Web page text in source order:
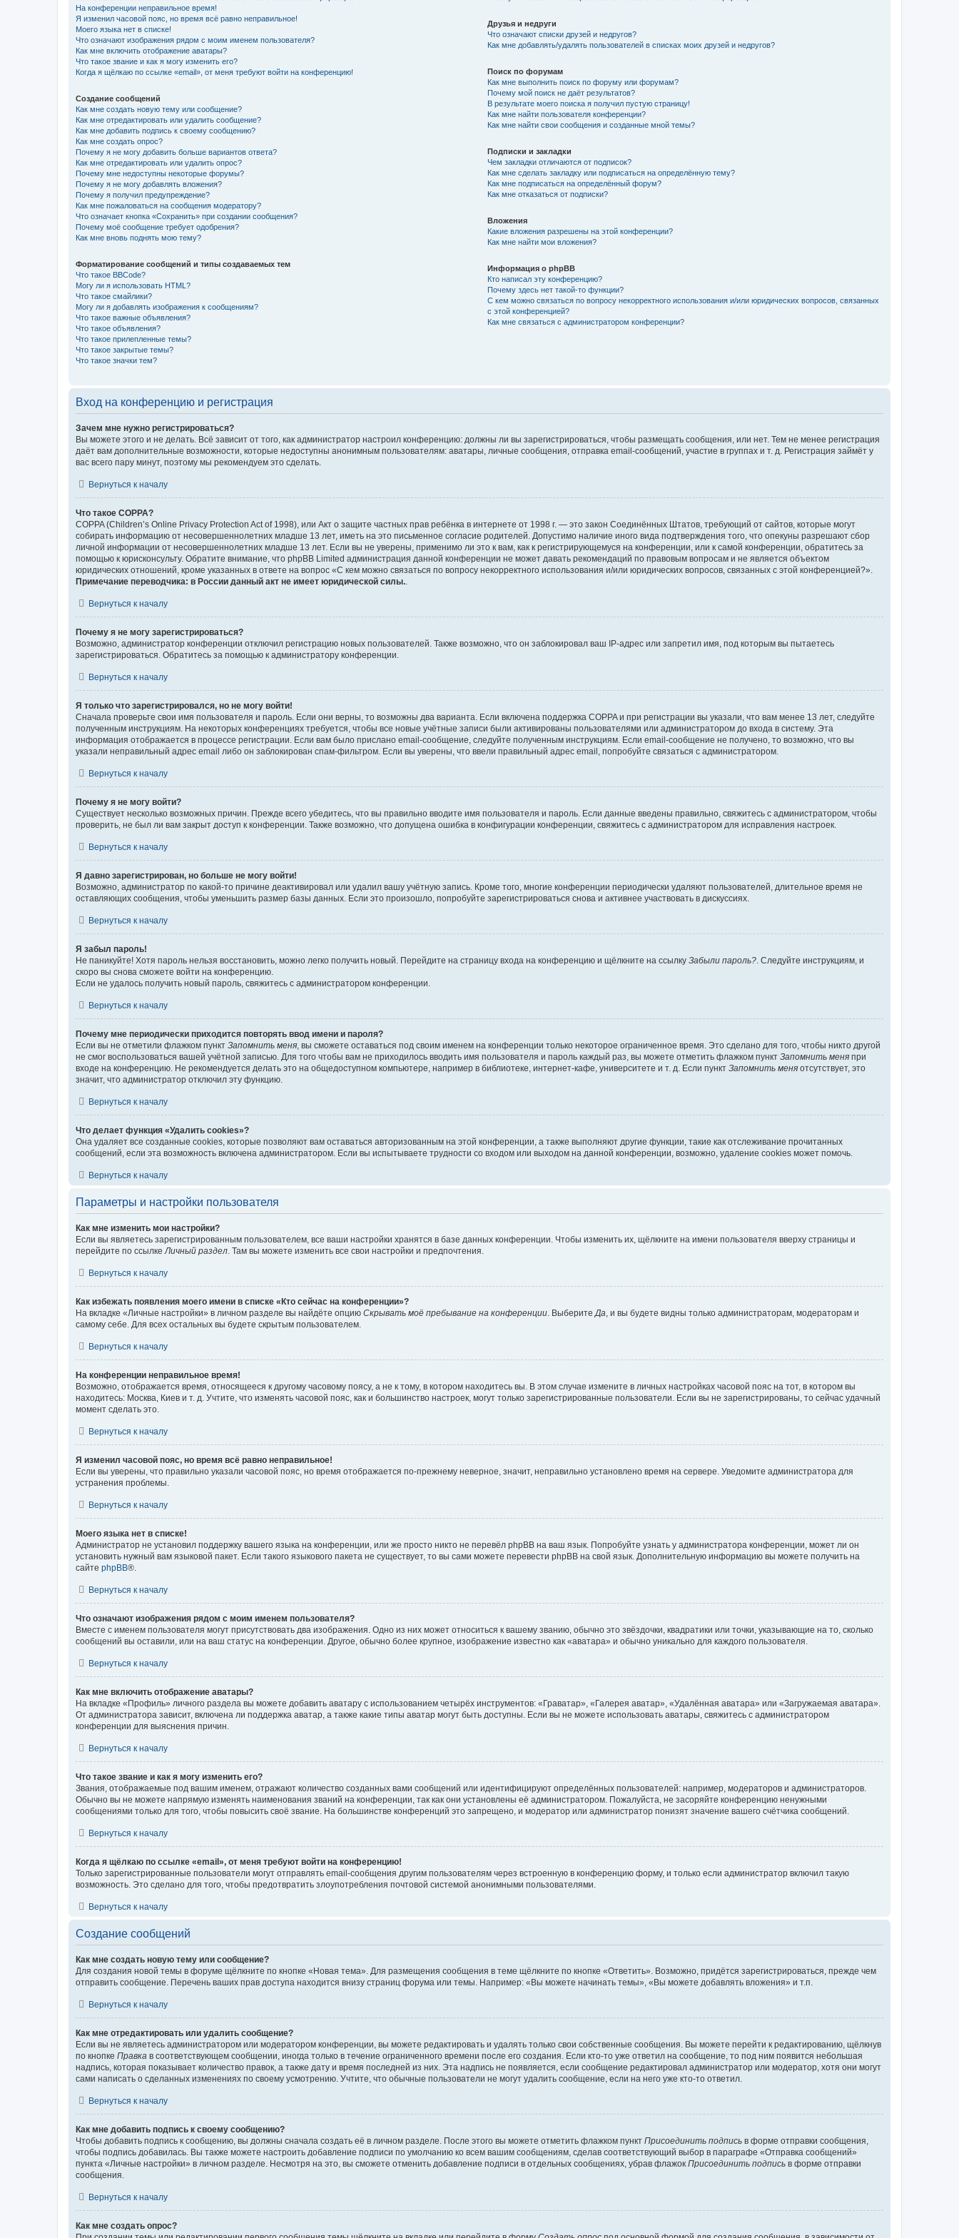
На конференции неправильное время!
Я изменил часовой пояс, но время всё равно неправильное!
Моего языка нет в списке!
Что означают изображения рядом с моим именем пользователя?
Как мне включить отображение аватары?
Что такое звание и как я могу изменить его?
Когда я щёлкаю по ссылке «email», от меня требуют войти на конференцию!
Создание сообщений
Как мне создать новую тему или сообщение?
Как мне отредактировать или удалить сообщение?
Как мне добавить подпись к своему сообщению?
Как мне создать опрос?
Почему я не могу добавить больше вариантов ответа?
Как мне отредактировать или удалить опрос?
Почему мне недоступны некоторые форумы?
Почему я не могу добавлять вложения?
Почему я получил предупреждение?
Как мне пожаловаться на сообщения модератору?
Что означает кнопка «Сохранить» при создании сообщения?
Почему моё сообщение требует одобрения?
Как мне вновь поднять мою тему?
Форматирование сообщений и типы создаваемых тем
Что такое BBCode?
Могу ли я использовать HTML?
Что такое смайлики?
Могу ли я добавлять изображения к сообщениям?
Что такое важные объявления?
Что такое объявления?
Что такое прилепленные темы?
Что такое закрытые темы?
Что такое значки тем?
Друзья и недруги
Что означают списки друзей и недругов?
Как мне добавлять/удалять пользователей в списках моих друзей и недругов?
Поиск по форумам
Как мне выполнить поиск по форуму или форумам?
Почему мой поиск не даёт результатов?
В результате моего поиска я получил пустую страницу!
Как мне найти пользователя конференции?
Как мне найти свои сообщения и созданные мной темы?
Подписки и закладки
Чем закладки отличаются от подписок?
Как мне сделать закладку или подписаться на определённую тему?
Как мне подписаться на определённый форум?
Как мне отказаться от подписки?
Вложения
Какие вложения разрешены на этой конференции?
Как мне найти мои вложения?
Информация о phpBB
Кто написал эту конференцию?
Почему здесь нет такой-то функции?
С кем можно связаться по вопросу некорректного использования и/или юридических вопросов, связанных
с этой конференцией?
Как мне связаться с администратором конференции?
Вход на конференцию и регистрация
Зачем мне нужно регистрироваться?
Вы можете этого и не делать. Всё зависит от того, как администратор настроил конференцию: должны ли вы зарегистрироваться, чтобы размещать сообщения, или нет. Тем не менее регистрация
даёт вам дополнительные возможности, которые недоступны анонимным пользователям: аватары, личные сообщения, отправка email-сообщений, участие в группах и т. д. Регистрация займёт у
вас всего пару минут, поэтому мы рекомендуем это сделать.
Вернуться к началу
Что такое COPPA?
COPPA (Children’s Online Privacy Protection Act of 1998), или Акт о защите частных прав ребёнка в интернете от 1998 г. — это закон Соединённых Штатов, требующий от сайтов, которые могут
собирать информацию от несовершеннолетних младше 13 лет, иметь на это письменное согласие родителей. Допустимо наличие иного вида подтверждения того, что опекуны разрешают сбор
личной информации от несовершеннолетних младше 13 лет. Если вы не уверены, применимо ли это к вам, как к регистрирующемуся на конференции, или к самой конференции, обратитесь за
помощью к юрисконсульту. Обратите внимание, что phpBB Limited администрация данной конференции не может давать рекомендаций по правовым вопросам и не является объектом
юридических отношений, кроме указанных в ответе на вопрос «С кем можно связаться по вопросу некорректного использования и/или юридических вопросов, связанных с этой конференцией?».
Примечание переводчика: в России данный акт не имеет юридической силы.
Вернуться к началу
Почему я не могу зарегистрироваться?
Возможно, администратор конференции отключил регистрацию новых пользователей. Также возможно, что он заблокировал ваш IP-адрес или запретил имя, под которым вы пытаетесь
зарегистрироваться. Обратитесь за помощью к администратору конференции.
Вернуться к началу
Я только что зарегистрировался, но не могу войти!
Сначала проверьте свои имя пользователя и пароль. Если они верны, то возможны два варианта. Если включена поддержка COPPA и при регистрации вы указали, что вам менее 13 лет, следуйте
полученным инструкциям. На некоторых конференциях требуется, чтобы все новые учётные записи были активированы пользователями или администратором до входа в систему. Эта
информация отображается в процессе регистрации. Если вам было прислано email-сообщение, следуйте полученным инструкциям. Если email-сообщение не получено, то возможно, что вы
указали неправильный адрес email либо он заблокирован спам-фильтром. Если вы уверены, что ввели правильный адрес email, попробуйте связаться с администратором.
Вернуться к началу
Почему я не могу войти?
Существует несколько возможных причин. Прежде всего убедитесь, что вы правильно вводите имя пользователя и пароль. Если данные введены правильно, свяжитесь с администратором, чтобы
проверить, не был ли вам закрыт доступ к конференции. Также возможно, что допущена ошибка в конфигурации конференции, свяжитесь с администратором для исправления настроек.
Вернуться к началу
Я давно зарегистрирован, но больше не могу войти!
Возможно, администратор по какой-то причине деактивировал или удалил вашу учётную запись. Кроме того, многие конференции периодически удаляют пользователей, длительное время не
оставляющих сообщения, чтобы уменьшить размер базы данных. Если это произошло, попробуйте зарегистрироваться снова и активнее участвовать в дискуссиях.
Вернуться к началу
Я забыл пароль!
Не паникуйте! Хотя пароль нельзя восстановить, можно легко получить новый. Перейдите на страницу входа на конференцию и щёлкните на ссылку Забыли пароль? . Следуйте инструкциям, и
скоро вы снова сможете войти на конференцию.
Если не удалось получить новый пароль, свяжитесь с администратором конференции.
Вернуться к началу
Почему мне периодически приходится повторять ввод имени и пароля?
Если вы не отметили флажком пункт Запомнить меня , вы сможете оставаться под своим именем на конференции только некоторое ограниченное время. Это сделано для того, чтобы никто другой
не смог воспользоваться вашей учётной записью. Для того чтобы вам не приходилось вводить имя пользователя и пароль каждый раз, вы можете отметить флажком пункт Запомнить меня при
входе на конференцию. Не рекомендуется делать это на общедоступном компьютере, например в библиотеке, интернет-кафе, университете и т. д. Если пункт Запомнить меня отсутствует, это
значит, что администратор отключил эту функцию.
Вернуться к началу
Что делает функция «Удалить cookies»?
Она удаляет все созданные cookies, которые позволяют вам оставаться авторизованным на этой конференции, а также выполняют другие функции, такие как отслеживание прочитанных
сообщений, если эта возможность включена администратором. Если вы испытываете трудности со входом или выходом на данной конференции, возможно, удаление cookies может помочь.
Вернуться к началу
Параметры и настройки пользователя
Как мне изменить мои настройки?
Если вы являетесь зарегистрированным пользователем, все ваши настройки хранятся в базе данных конференции. Чтобы изменить их, щёлкните на имени пользователя вверху страницы и
перейдите по ссылке Личный раздел . Там вы можете изменить все свои настройки и предпочтения.
Вернуться к началу
Как избежать появления моего имени в списке «Кто сейчас на конференции»?
На вкладке «Личные настройки» в личном разделе вы найдёте опцию Скрывать моё пребывание на конференции . Выберите Да , и вы будете видны только администраторам, модераторам и
самому себе. Для всех остальных вы будете скрытым пользователем.
Вернуться к началу
На конференции неправильное время!
Возможно, отображается время, относящееся к другому часовому поясу, а не к тому, в котором находитесь вы. В этом случае измените в личных настройках часовой пояс на тот, в котором вы
находитесь: Москва, Киев и т. д. Учтите, что изменять часовой пояс, как и большинство настроек, могут только зарегистрированные пользователи. Если вы не зарегистрированы, то сейчас удачный
момент сделать это.
Вернуться к началу
Я изменил часовой пояс, но время всё равно неправильное!
Если вы уверены, что правильно указали часовой пояс, но время отображается по-прежнему неверное, значит, неправильно установлено время на сервере. Уведомите администратора для
устранения проблемы.
Вернуться к началу
Моего языка нет в списке!
Администратор не установил поддержку вашего языка на конференции, или же просто никто не перевёл phpBB на ваш язык. Попробуйте узнать у администратора конференции, может ли он
установить нужный вам языковой пакет. Если такого языкового пакета не существует, то вы сами можете перевести phpBB на свой язык. Дополнительную информацию вы можете получить на
сайте phpBB®.
Вернуться к началу
Что означают изображения рядом с моим именем пользователя?
Вместе с именем пользователя могут присутствовать два изображения. Одно из них может относиться к вашему званию, обычно это звёздочки, квадратики или точки, указывающие на то, сколько
сообщений вы оставили, или на ваш статус на конференции. Другое, обычно более крупное, изображение известно как «аватара» и обычно уникально для каждого пользователя.
Вернуться к началу
Как мне включить отображение аватары?
На вкладке «Профиль» личного раздела вы можете добавить аватару с использованием четырёх инструментов: «Граватар», «Галерея аватар», «Удалённая аватара» или «Загружаемая аватара».
От администратора зависит, включена ли поддержка аватар, а также какие типы аватар могут быть доступны. Если вы не можете использовать аватары, свяжитесь с администратором
конференции для выяснения причин.
Вернуться к началу
Что такое звание и как я могу изменить его?
Звания, отображаемые под вашим именем, отражают количество созданных вами сообщений или идентифицируют определённых пользователей: например, модераторов и администраторов.
Обычно вы не можете напрямую изменять наименования званий на конференции, так как они установлены её администратором. Пожалуйста, не засоряйте конференцию ненужными
сообщениями только для того, чтобы повысить своё звание. На большинстве конференций это запрещено, и модератор или администратор понизят значение вашего счётчика сообщений.
Вернуться к началу
Когда я щёлкаю по ссылке «email», от меня требуют войти на конференцию!
Только зарегистрированные пользователи могут отправлять email-сообщения другим пользователям через встроенную в конференцию форму, и только если администратор включил такую
возможность. Это сделано для того, чтобы предотвратить злоупотребления почтовой системой анонимными пользователями.
Вернуться к началу
Создание сообщений
Как мне создать новую тему или сообщение?
Для создания новой темы в форуме щёлкните по кнопке «Новая тема». Для размещения сообщения в теме щёлкните по кнопке «Ответить». Возможно, придётся зарегистрироваться, прежде чем
отправить сообщение. Перечень ваших прав доступа находится внизу страниц форума или темы. Например: «Вы можете начинать темы», «Вы можете добавлять вложения» и т.п.
Вернуться к началу
Как мне отредактировать или удалить сообщение?
Если вы не являетесь администратором или модератором конференции, вы можете редактировать и удалять только свои собственные сообщения. Вы можете перейти к редактированию, щёлкнув
по кнопке Правка в соответствующем сообщении, иногда только в течение ограниченного времени после его создания. Если кто-то уже ответил на сообщение, то под ним появится небольшая
надпись, которая показывает количество правок, а также дату и время последней из них. Эта надпись не появляется, если сообщение редактировал администратор или модератор, хотя они могут
сами написать о сделанных изменениях по своему усмотрению. Учтите, что обычные пользователи не могут удалить сообщение, если на него уже кто-то ответил.
Вернуться к началу
Как мне добавить подпись к своему сообщению?
Чтобы добавить подпись к сообщению, вы должны сначала создать её в личном разделе. После этого вы можете отметить флажком пункт Присоединить подпись в форме отправки сообщения,
чтобы подпись добавилась. Вы также можете настроить добавление подписи по умолчанию ко всем вашим сообщениям, сделав соответствующий выбор в параграфе «Отправка сообщений»
пункта «Личные настройки» в личном разделе. Несмотря на это, вы сможете отменить добавление подписи в отдельных сообщениях, убрав флажок Присоединить подпись в форме отправки
сообщения.
Вернуться к началу
Как мне создать опрос?